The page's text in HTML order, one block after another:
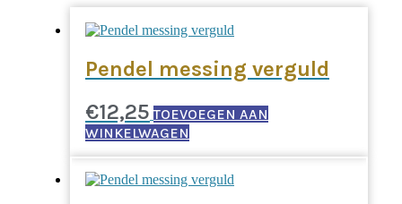
Pendel messing verguld
€12,25 TOEVOEGEN AAN
WINKELWAGEN